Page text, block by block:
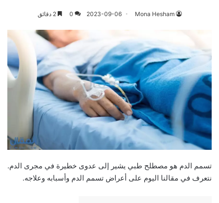
Mona Hesham
2023-09-06
0 2 دقائق
تسمم الدم هو مصطلح طبي يشير إلى عدوى خطيرة في مجرى الدم.
نتعرف في مقالنا اليوم على أعراض تسمم الدم وأسبابه وعلاجه.